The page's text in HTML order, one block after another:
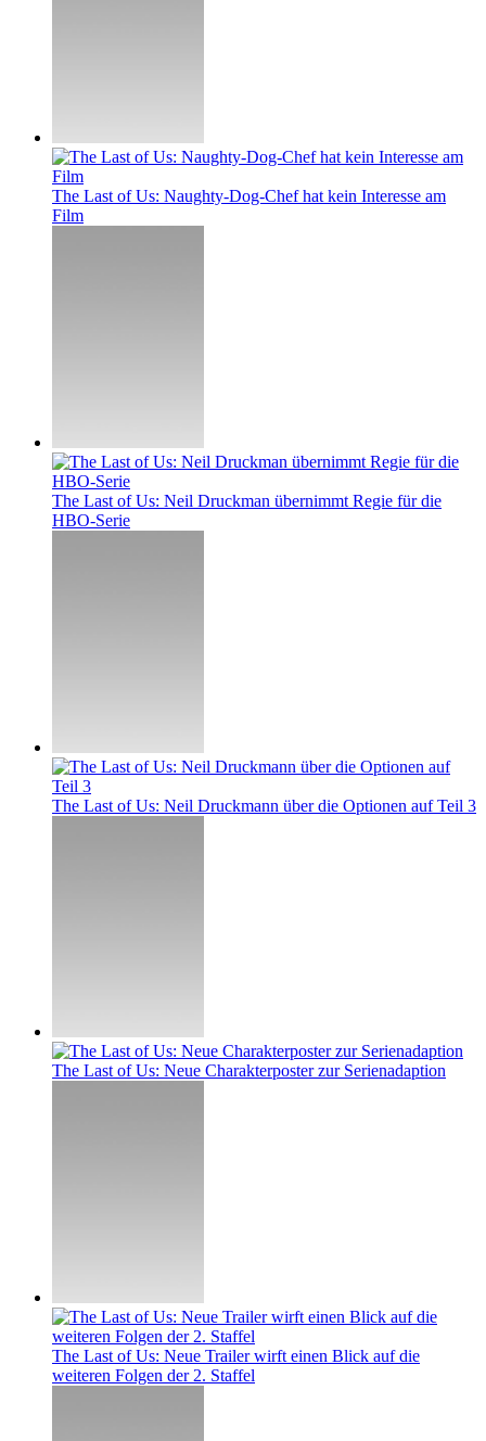
The Last of Us: Naughty-Dog-Chef hat kein Interesse am
Film
The Last of Us: Neil Druckman übernimmt Regie für die
HBO-Serie
The Last of Us: Neil Druckmann über die Optionen auf Teil 3
The Last of Us: Neue Charakterposter zur Serienadaption
The Last of Us: Neue Trailer wirft einen Blick auf die
weiteren Folgen der 2. Staffel